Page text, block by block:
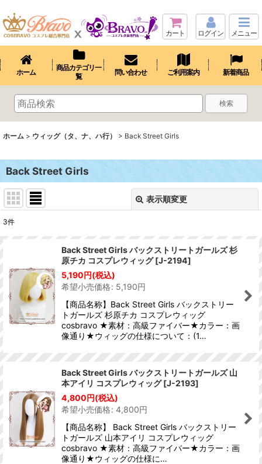
カート ログイン メニュー
ホーム
商品カテゴリ一
覧
問い合わせ ご利用案内 新着商品
検索
ホーム > ウィッグ（タ、ナ、ハ行） > Back Street Girls
Back Street Girls
表示順変更
3件
Back Street Girls バックストリートガールズ 杉
原チカ コスプレウィッグ [J-2194]
5,190円(税込)
希望小売価格: 5,190円
【商品名称】Back Street Girls バックストリー
トガールズ 杉原チカ コスプレウィッグ
cosbravo ★素材：高級ファイバー★カラー：画
像通り★ウィッグの仕様について：(1…
Back Street Girls バックストリートガールズ 山
本アイリ コスプレウィッグ [J-2193]
4,800円(税込)
希望小売価格: 4,800円
【商品名称】 Back Street Girls バックストリー
トガールズ 山本アイリ コスプレウィッグ
cosbravo ★素材：高級ファイバー★カラー：画
像通り★ウィッグの仕様に…